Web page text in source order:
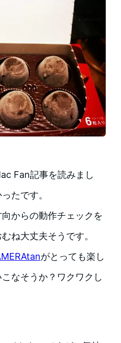
Fan記事を読みまし
たです。
からの動作チェックを
ね大丈夫そうです。
がとっても楽し
なそうか？ワクワクし